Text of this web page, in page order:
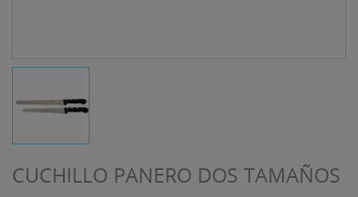
CUCHILLO PANERO DOS TAMAÑOS